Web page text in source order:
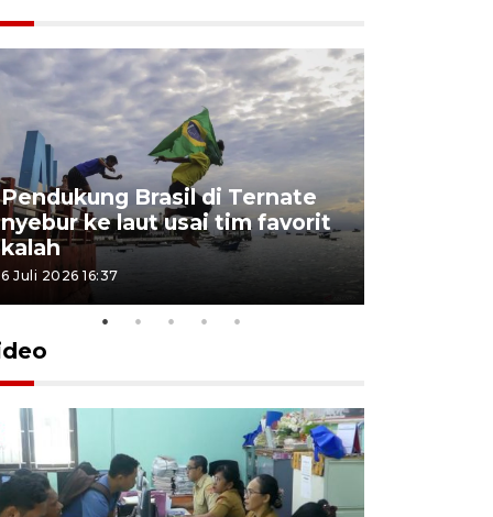
Pendukung Brasil di Ternate
nyebur ke laut usai tim favorit
kalah
6 Juli 2026 16:37